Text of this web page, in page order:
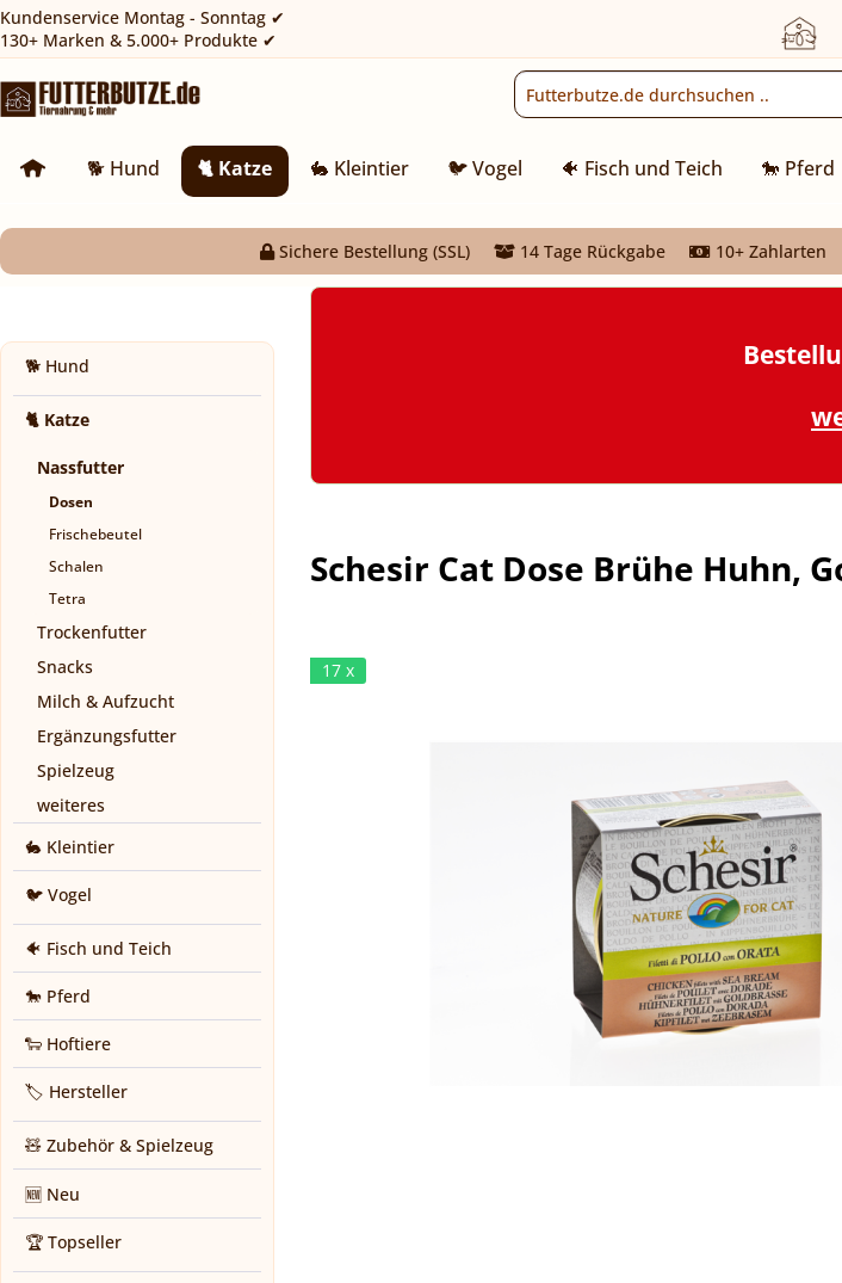
Kundenservice Montag - Sonntag ✔
130+ Marken & 5.000+ Produkte ✔
🐕 Hund 🐈 Katze 🐇 Kleintier 🐦 Vogel 🐠 Fisch und Teich 🐎 Pferd
Sichere Bestellung (SSL) 14 Tage Rückgabe 10+ Zahlarten
🐕 Hund
🐈 Katze
Nassfutter
Dosen
Frischebeutel
Schalen
Tetra
Trockenfutter
Snacks
Milch & Aufzucht
Ergänzungsfutter
Spielzeug
weiteres
🐇 Kleintier
🐦 Vogel
🐠 Fisch und Teich
🐎 Pferd
🐑 Hoftiere
🏷️ Hersteller
🧸 Zubehör & Spielzeug
🆕 Neu
🏆 Topseller
Schesir Cat Dose Brühe Huhn,
17 x